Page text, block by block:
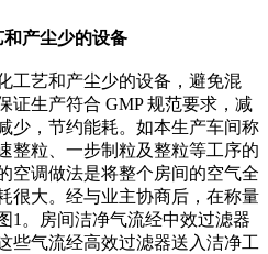
产尘少的设备
艺和产尘少的设备，避免混
证生产符合 GMP 规范要求，减
少，节约能耗。如本生产车间称
整粒、一步制粒及整粒等工序的
空调做法是将整个房间的空气全
很大。经与业主协商后，在称量
1。房间洁净气流经中效过滤器
些气流经高效过滤器送入洁净工